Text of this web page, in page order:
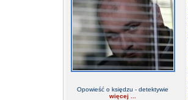
Opowieść o księdzu - detektywie
więcej ...